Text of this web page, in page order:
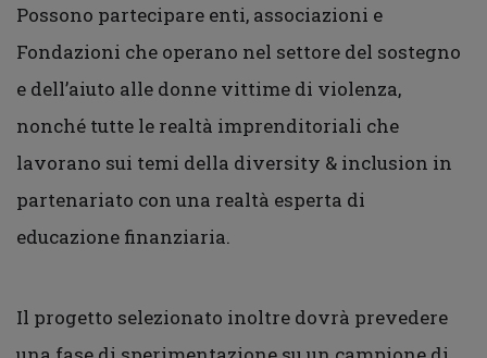
Possono partecipare enti, associazioni e
Fondazioni che operano nel settore del sostegno
e dell’aiuto alle donne vittime di violenza,
nonché tutte le realtà imprenditoriali che
lavorano sui temi della diversity & inclusion in
partenariato con una realtà esperta di
educazione finanziaria.
Il progetto selezionato inoltre dovrà prevedere